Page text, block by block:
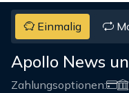
Einmalig
Apollo News
Zahlungsoptionen: